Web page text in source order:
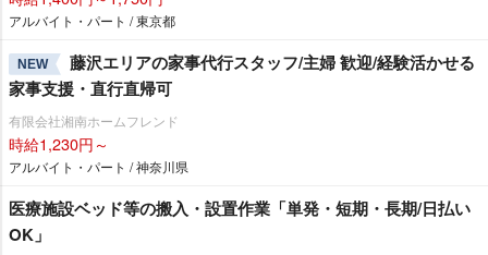
アルバイト・パート / 東京都
NEW
藤沢エリアの家事代行スタッフ/主婦 歓迎/経験活かせる
家事支援・直行直帰可
有限会社湘南ホームフレンド
時給1,230円～
アルバイト・パート / 神奈川県
医療施設ベッド等の搬入・設置作業「単発・短期・長期/日払い
OK」